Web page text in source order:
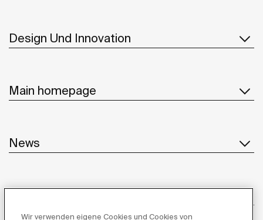
Design Und Innovation
Main homepage
News
Wir verwenden eigene Cookies und Cookies von